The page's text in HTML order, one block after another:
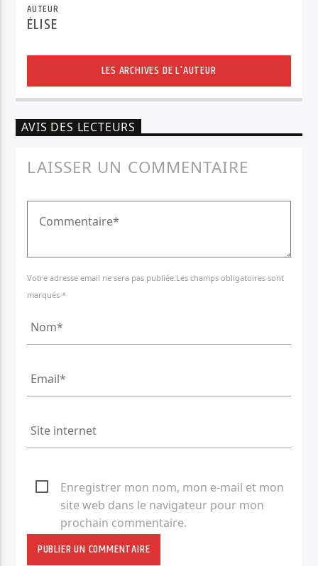
AUTEUR
ÉLISE
LES ARCHIVES DE L'AUTEUR
AVIS DES LECTEURS
LAISSER UN COMMENTAIRE
Votre adresse email ne sera pas publiée.Les champs obligatoires sont
marqués *
Enregistrer mon nom, mon e-mail et mon
site web dans le navigateur pour mon
prochain commentaire.